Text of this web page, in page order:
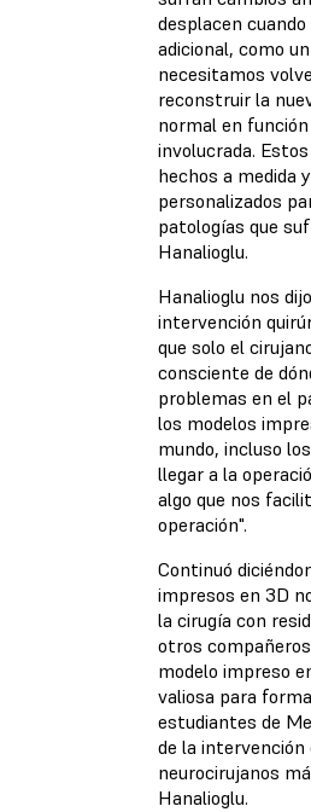
desplacen
adicional, como
necesitamos
reconstruir la
normal en
involucrada.
hechos a medida
personalizados
patologías que
Hanalioglu.
Hanalioglu nos
intervención
que solo el
consciente de
problemas en el
los modelos
mundo, incluso
llegar a la
algo que nos
operación".
Continuó
impresos en 3D
la cirugía con
otros
modelo impreso
valiosa para
estudiantes de
de la intervención
neurocirujanos
Hanalioglu.